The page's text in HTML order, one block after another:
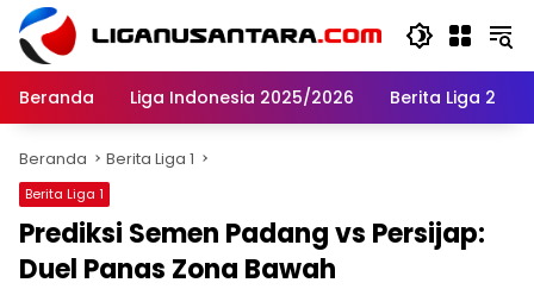
Langsung
konten
Beranda
Liga Indonesia 2025/2026 Berita Liga 2
Beranda Berita Liga 1
Berita Liga 1
Prediksi Semen Padang vs Persijap:
Duel Panas Zona Bawah